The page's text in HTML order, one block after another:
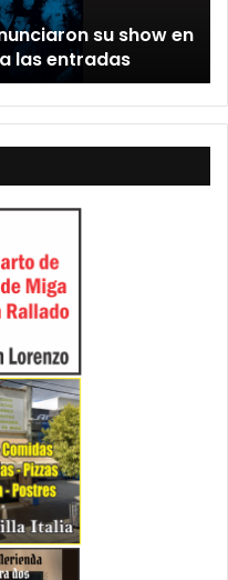
su show en
las entradas